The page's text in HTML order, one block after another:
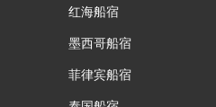
红海船宿
墨西哥船宿
菲律宾船宿